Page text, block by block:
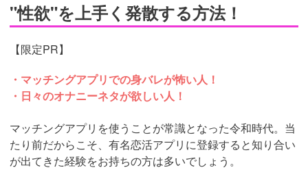
"性欲"を上手く発散する方法！
【限定PR】
・マッチングアプリでの身バレが怖い人！
・日々のオナニーネタが欲しい人！
マッチングアプリを使うことが常識となった令和時代。当
たり前だからこそ、有名恋活アプリに登録すると知り合い
が出てきた経験をお持ちの方は多いでしょう。